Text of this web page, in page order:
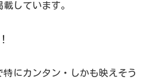
しています。
！
にカンタン・しかも映えそう